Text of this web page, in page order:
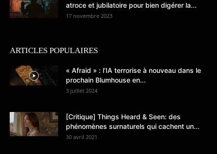
atroce et jubilatoire pour bien digérer la...
17 novembre 2023
ARTICLES POPULAIRES
« Afraid » : l’IA terrorise à nouveau dans le
prochain Blumhouse en...
3 juillet 2024
[Critique] Things Heard & Seen: des
phénomènes surnaturels qui cachent un...
30 avril 2021